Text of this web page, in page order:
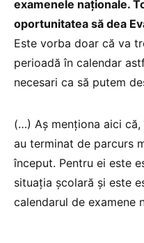
examenele naționale.
oportunitatea să dea
Este vorba doar că va
perioadă în calendar
necesari ca să putem
(…) Aș menționa aici că,
au terminat de parcurs
început. Pentru ei este
situația școlară și este
calendarul de examene